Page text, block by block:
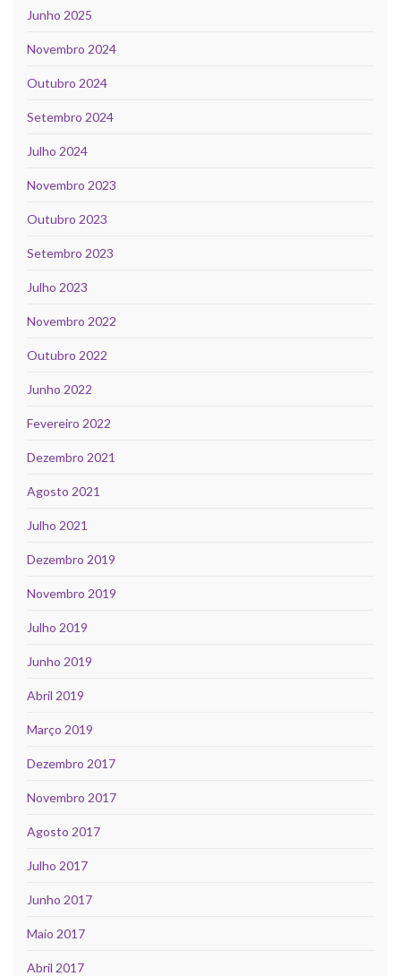
Junho 2025
Novembro 2024
Outubro 2024
Setembro 2024
Julho 2024
Novembro 2023
Outubro 2023
Setembro 2023
Julho 2023
Novembro 2022
Outubro 2022
Junho 2022
Fevereiro 2022
Dezembro 2021
Agosto 2021
Julho 2021
Dezembro 2019
Novembro 2019
Julho 2019
Junho 2019
Abril 2019
Março 2019
Dezembro 2017
Novembro 2017
Agosto 2017
Julho 2017
Junho 2017
Maio 2017
Abril 2017